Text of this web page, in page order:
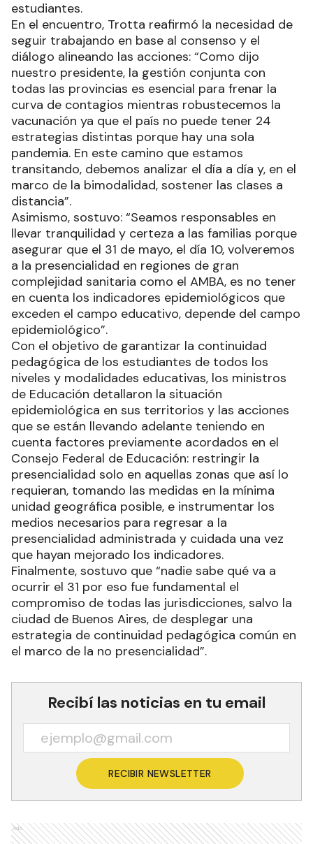
estudiantes.
En el encuentro, Trotta reafirmó la necesidad de
seguir trabajando en base al consenso y el
diálogo alineando las acciones: “Como dijo
nuestro presidente, la gestión conjunta con
todas las provincias es esencial para frenar la
curva de contagios mientras robustecemos la
vacunación ya que el país no puede tener 24
estrategias distintas porque hay una sola
pandemia. En este camino que estamos
transitando, debemos analizar el día a día y, en el
marco de la bimodalidad, sostener las clases a
distancia”.
Asimismo, sostuvo: “Seamos responsables en
llevar tranquilidad y certeza a las familias porque
asegurar que el 31 de mayo, el día 10, volveremos
a la presencialidad en regiones de gran
complejidad sanitaria como el AMBA, es no tener
en cuenta los indicadores epidemiológicos que
exceden el campo educativo, depende del campo
epidemiológico”.
Con el objetivo de garantizar la continuidad
pedagógica de los estudiantes de todos los
niveles y modalidades educativas, los ministros
de Educación detallaron la situación
epidemiológica en sus territorios y las acciones
que se están llevando adelante teniendo en
cuenta factores previamente acordados en el
Consejo Federal de Educación: restringir la
presencialidad solo en aquellas zonas que así lo
requieran, tomando las medidas en la mínima
unidad geográfica posible, e instrumentar los
medios necesarios para regresar a la
presencialidad administrada y cuidada una vez
que hayan mejorado los indicadores.
Finalmente, sostuvo que “nadie sabe qué va a
ocurrir el 31 por eso fue fundamental el
compromiso de todas las jurisdicciones, salvo la
ciudad de Buenos Aires, de desplegar una
estrategia de continuidad pedagógica común en
el marco de la no presencialidad”.
Recibí las noticias en tu email
RECIBIR NEWSLETTER
Ads